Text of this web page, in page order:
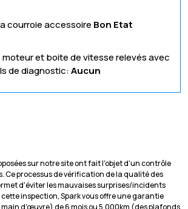
courroie accessoire Bon Etat
et boite de vitesse relevés avec
de diagnostic:Aucun
sur notre site ont fait l'objet d'un contrôle
Ce processus de vérification de la qualité des
d'éviter les mauvaises surprises/incidents
inspection, Spark vous offre une garantie
d'œuvre) de 6 mois ou 5,000km (des plafonds